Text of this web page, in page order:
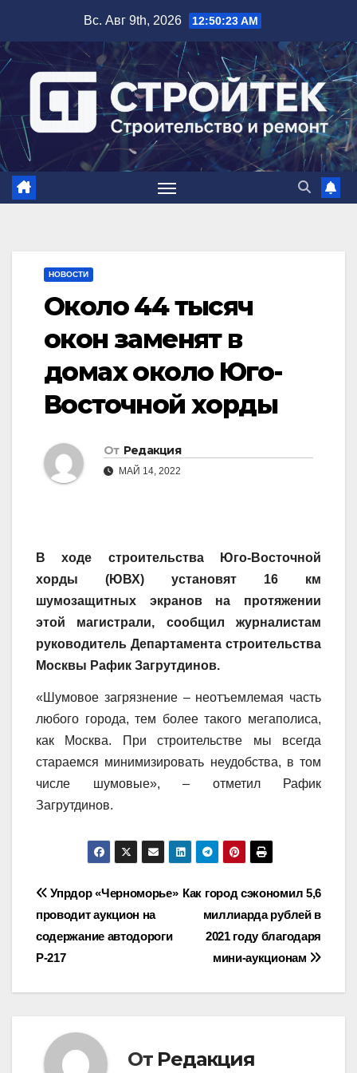
содержимому
Вс. Авг 9th, 2026 12:50:24 AM
НОВОСТИ
Около 44 тысяч
окон заменят в
домах около Юго-
Восточной хорды
От Редакция
МАЙ 14, 2022
​В ходе строительства Юго-Восточной
хорды (ЮВХ) установят 16 км
шумозащитных экранов на протяжении
этой магистрали, сообщил журналистам
руководитель Департамента строительства
Москвы Рафик Загрутдинов.
«Шумовое загрязнение – неотъемлемая часть
любого города, тем более такого мегаполиса,
как Москва. При строительстве мы всегда
стараемся минимизировать неудобства, в том
числе шумовые», – отметил Рафик
Загрутдинов.
Навигация
по
записям
Как город сэкономил 5,6
миллиарда рублей в
2021 году благодаря
мини-аукционам
Упрдор «Черноморье»
проводит аукцион на
содержание автодороги
Р-217
От Редакция